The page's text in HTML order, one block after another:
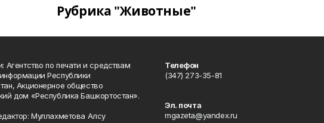
Рубрика "Животные"
Агентство по печати и средствам
Республики
Акционерное общество
дом «Республика Башкортостан».
Муллахметова Алсу
Телефон
(347) 273-35-81
Эл. почта
mgazeta@yandex.ru